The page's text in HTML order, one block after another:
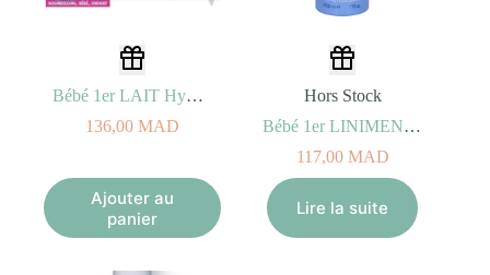
Bébé 1er LAIT Hydratant 500ml
136,00 MAD
Ajouter au
panier
Hors Stock
Bébé 1er LINIMENT Oléothermal 500ml – Nettoyant et Protecteur ROUGEURS
117,00MAD
Lire la suite